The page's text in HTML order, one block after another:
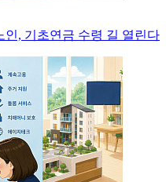
인, 기초연금 수령 길 열린다